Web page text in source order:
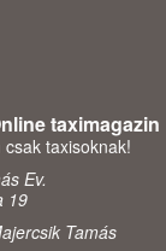
taximagazin
taxisoknak!
Ev.
19
Tamás